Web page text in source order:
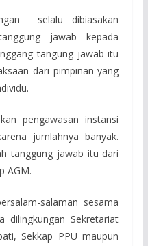
selalu dibiasakan
jawab kepada
tangung jawab itu
dari pimpinan yang
pengawasan instansi
jumlahnya banyak.
tanggung jawab itu dari
AGM.
salaman sesama
dilingkungan Sekretariat
Sekkap PPU maupun